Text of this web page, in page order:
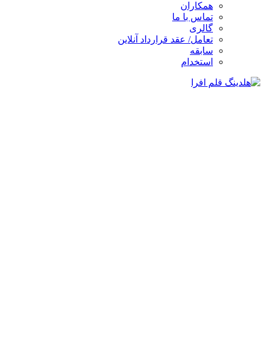
همکاران
تماس با ما
گالری
تعامل/ عقد قرارداد آنلاین
سابقه
استخدام